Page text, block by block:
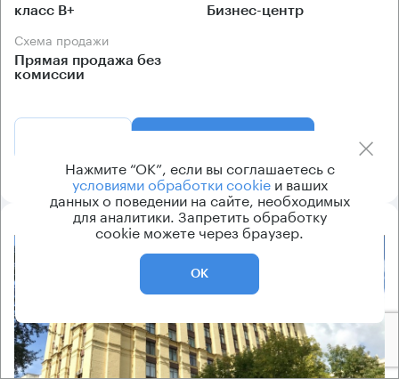
класс B+ Бизнес-центр
Схема продажи
Прямая продажа без
комиссии
Нажмите “ОК”, если вы соглашаетесь с
условиями обработки cookieи ваших
данных о поведении на сайте, необходимых
для аналитики. Запретить обработку
cookie можете через браузер.
ОК